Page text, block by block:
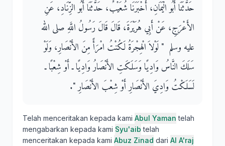
حَدَّثَنَا أَبُو الْيَمَانِ، أَخْبَرَنَا شُعَيْبٌ، حَدَّثَنَا أَبُو الزِّنَادِ، عَنِ
الأَعْرَجِ، عَنْ أَبِي هُرَيْرَةَ، قَالَ قَالَ رَسُولُ اللَّهِ صلى الله
عليه وسلم ‏ "‏ لَوْلاَ الْهِجْرَةُ لَكُنْتُ امْرَأً مِنَ الأَنْصَارِ، وَلَوْ
سَلَكَ النَّاسُ وَادِيًا وَسَلَكَتِ الأَنْصَارُ وَادِيًا ـ أَوْ شِعْبًا ـ
لَسَلَكْتُ وَادِيَ الأَنْصَارِ أَوْ شِعْبَ الأَنْصَارِ ‏"‏‏.‏
Telah menceritakan kepada kami Abul Yaman telah
mengabarkan kepada kami Syu'aib telah
menceritakan kepada kami Abuz Zinad dari Al A'raj